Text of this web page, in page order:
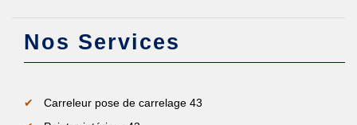
Nos Services
Carreleur pose de carrelage 43